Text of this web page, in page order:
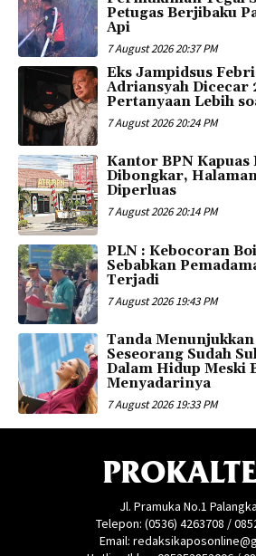
Petugas Berjibaku
Api
7 August 2026 20:37 PM
Eks Jampidsus
Adriansyah Dicecar
Pertanyaan Lebih
7 August 2026 20:24 PM
Kantor BPN Kapuas
Dibongkar,
Diperluas
7 August 2026 20:14 PM
PLN : Kebocoran
Sebabkan
Terjadi
7 August 2026 19:43 PM
Tanda Menunjukkan
Seseorang Sudah
Dalam Hidup Meski
Menyadarinya
7 August 2026 19:33 PM
Jl. Pramuka No.1
Telepon: (0536) 4263708 /
Email: